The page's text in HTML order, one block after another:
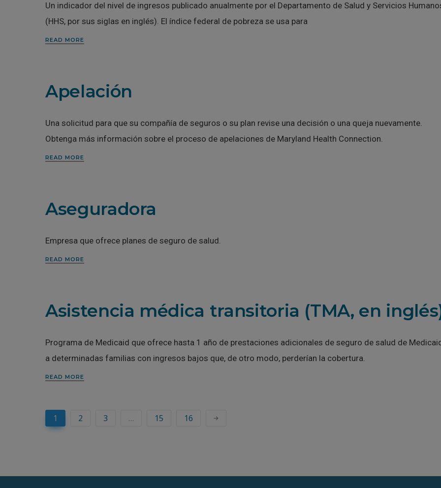
Un indicador del nivel de ingresos publicado anualmente por el Departamento de Salud y Servicios
(HHS, por sus siglas en inglés). El índice federal de pobreza se usa para
READ MORE
Apelación
Una solicitud para que su compañía de seguros o su plan revise una decisión o una queja nuevamente.
Obtenga más información sobre el proceso de apelaciones de Maryland Health Connection.
READ MORE
Aseguradora
Empresa que ofrece planes de seguro de salud.
READ MORE
Asistencia médica transitoria (TMA, en
Programa de Medicaid que ofrece hasta 1 año de prestaciones adicionales de seguro de salud de
a determinadas familias con ingresos bajos que, de otro modo, perderían la cobertura.
READ MORE
1 2 3 … 15 16